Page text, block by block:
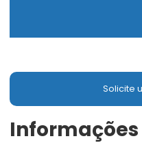
Solicite
Informações